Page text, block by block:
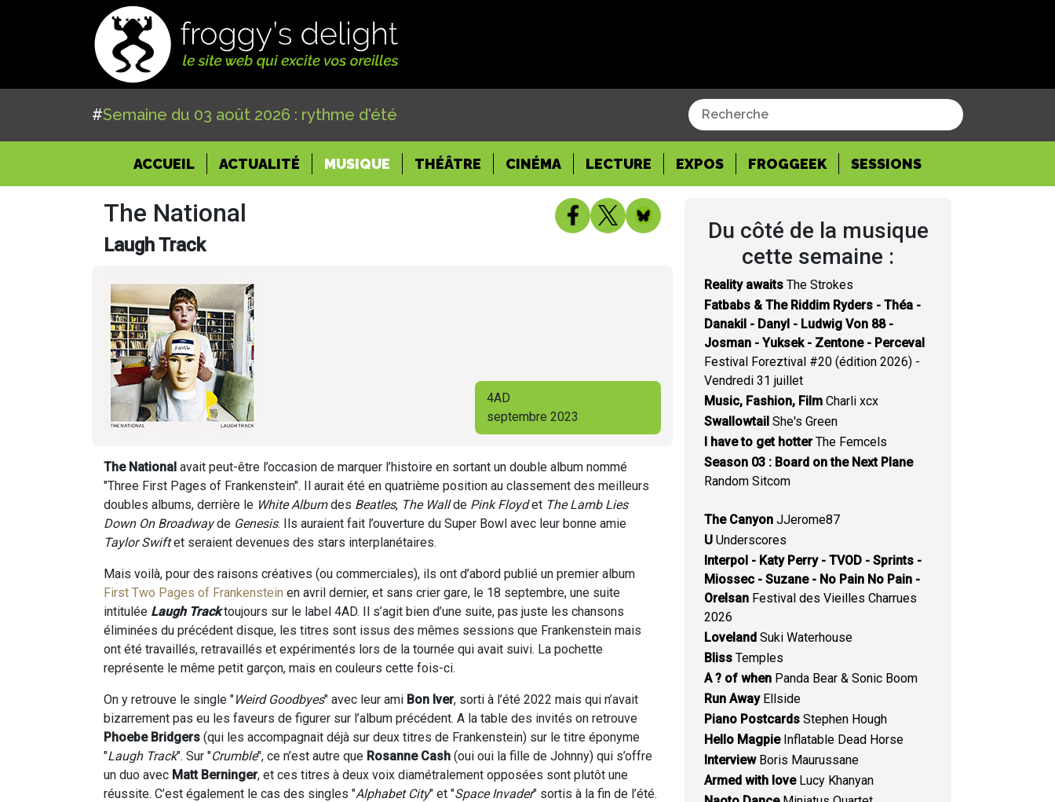
#Semaine du 03 août 2026 : rythme d'été
ACCUEIL(CURRENT)
ACTUALITÉ MUSIQUE THÉÂTRE CINÉMA LECTURE EXPOS FROGGEEK SESSIONS
The National
Laugh Track
4AD
septembre 2023
The National avait peut-être l’occasion de marquer l’histoire en sortant un double album nommé
"Three First Pages of Frankenstein". Il aurait été en quatrième position au classement des meilleurs
doubles albums, derrière le White Albumdes Beatles, The Wallde Pink Floydet The Lamb Lies
Down On Broadwayde Genesis. Ils auraient fait l’ouverture du Super Bowl avec leur bonne amie
Taylor Swiftet seraient devenues des stars interplanétaires.
Mais voilà, pour des raisons créatives (ou commerciales), ils ont d’abord publié un premier album
First Two Pages of Frankenstein en avril dernier, et sans crier gare, le 18 septembre, une suite
intitulée Laugh Tracktoujours sur le label 4AD. Il s’agit bien d’une suite, pas juste les chansons
éliminées du précédent disque, les titres sont issus des mêmes sessions que Frankenstein mais
ont été travaillés, retravaillés et expérimentés lors de la tournée qui avait suivi. La pochette
représente le même petit garçon, mais en couleurs cette fois-ci.
On y retrouve le single "Weird Goodbyes" avec leur ami Bon Iver, sorti à l’été 2022 mais qui n’avait
bizarrement pas eu les faveurs de figurer sur l’album précédent. A la table des invités on retrouve
Phoebe Bridgers (qui les accompagnait déjà sur deux titres de Frankenstein) sur le titre éponyme
"Laugh Track". Sur "Crumble", ce n’est autre que Rosanne Cash (oui oui la fille de Johnny) qui s’offre
un duo avec Matt Berninger, et ces titres à deux voix diamétralement opposées sont plutôt une
réussite. C’est également le cas des singles "Alphabet City" et "Space Invader" sortis à la fin de l’été.
Du côté de la musique
cette semaine :
Reality awaits The Strokes
Fatbabs & The Riddim Ryders - Théa -
Danakil - Danyl - Ludwig Von 88 -
Josman - Yuksek - Zentone - Perceval
Festival Foreztival #20 (édition 2026) -
Vendredi 31 juillet
Music, Fashion, Film Charli xcx
Swallowtail She's Green
I have to get hotterThe Femcels
Season 03 : Board on the Next Plane
Random Sitcom
The Canyon JJerome87
U Underscores
Interpol - Katy Perry - TVOD - Sprints -
Miossec - Suzane - No Pain No Pain -
Orelsan Festival des Vieilles Charrues
2026
Loveland Suki Waterhouse
Bliss Temples
A ? of when Panda Bear & Sonic Boom
Run AwayEllside
Piano Postcards Stephen Hough
Hello MagpieInflatable Dead Horse
InterviewBoris Maurussane
Armed with loveLucy Khanyan